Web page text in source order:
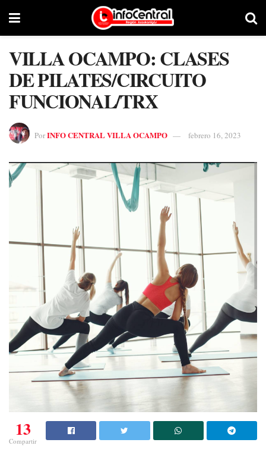
VILLA OCAMPO: CLASES
DE PILATES/CIRCUITO
FUNCIONAL/TRX
PorINFO CENTRAL VILLA OCAMPO febrero 16, 2023
13
Compartir